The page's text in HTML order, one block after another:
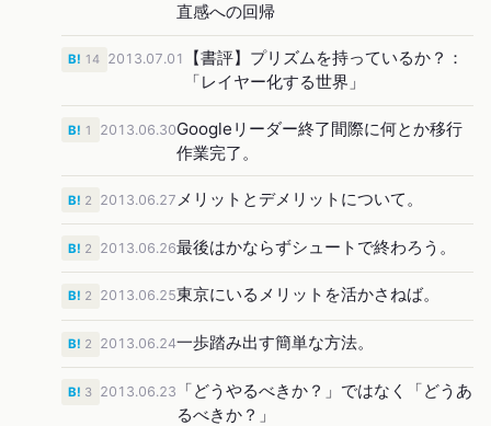
直感への回帰
2013.07.01
【書評】プリズムを持っているか？：
「レイヤー化する世界」
B! 14
2013.06.30Googleリーダー終了間際に何とか移行
作業完了。
B! 1
2013.06.27 メリットとデメリットについて。
B! 2
2013.06.26最後はかならずシュートで終わろう。
B! 2
2013.06.25東京にいるメリットを活かさねば。
B! 2
2013.06.24一歩踏み出す簡単な方法。
B! 2
2013.06.23
「どうやるべきか？」ではなく「どうあ
るべきか？」
B! 3